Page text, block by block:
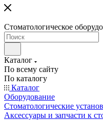
Стоматологическое
Каталог
По всему сайту
По каталогу
Каталог
Оборудование
Стоматологические
Аксессуары и запчасти к